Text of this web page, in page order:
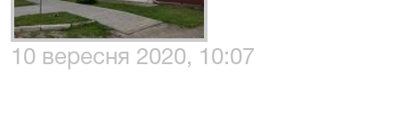
10 вересня 2020, 10:07